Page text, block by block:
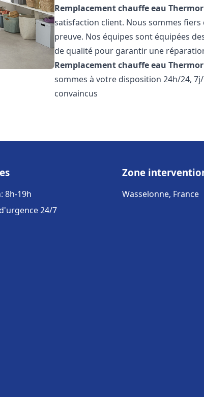
Remplacement chauffe eau Thermor
satisfaction client. Nous sommes
preuve. Nos équipes sont équipées
de qualité pour garantir une
Remplacement chauffe eau Thermor
sommes à votre disposition 24h/24,
convaincus
8h-19h
24/7
Zone
Wasselonne, France